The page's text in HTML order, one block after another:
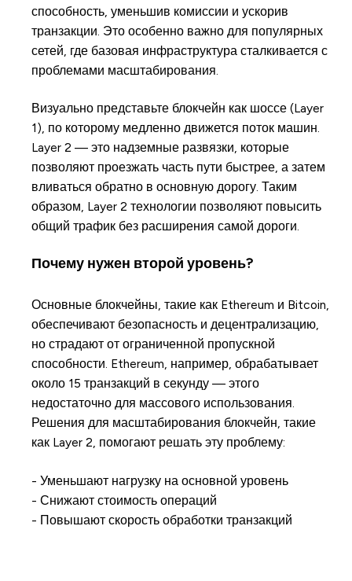
способность, уменьшив комиссии и ускорив
транзакции. Это особенно важно для популярных
сетей, где базовая инфраструктура сталкивается с
проблемами масштабирования.
Визуально представьте блокчейн как шоссе (Layer
1), по которому медленно движется поток машин.
Layer 2 — это надземные развязки, которые
позволяют проезжать часть пути быстрее, а затем
вливаться обратно в основную дорогу. Таким
образом, Layer 2 технологии позволяют повысить
общий трафик без расширения самой дороги.
Почему нужен второй уровень?
Основные блокчейны, такие как Ethereum и Bitcoin,
обеспечивают безопасность и децентрализацию,
но страдают от ограниченной пропускной
способности. Ethereum, например, обрабатывает
около 15 транзакций в секунду — этого
недостаточно для массового использования.
Решения для масштабирования блокчейн, такие
как Layer 2, помогают решать эту проблему:
- Уменьшают нагрузку на основной уровень
- Снижают стоимость операций
- Повышают скорость обработки транзакций